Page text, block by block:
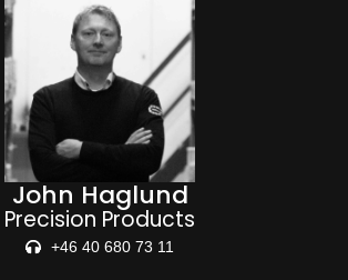
John Haglund
Precision Products
+46 40 680 73 11